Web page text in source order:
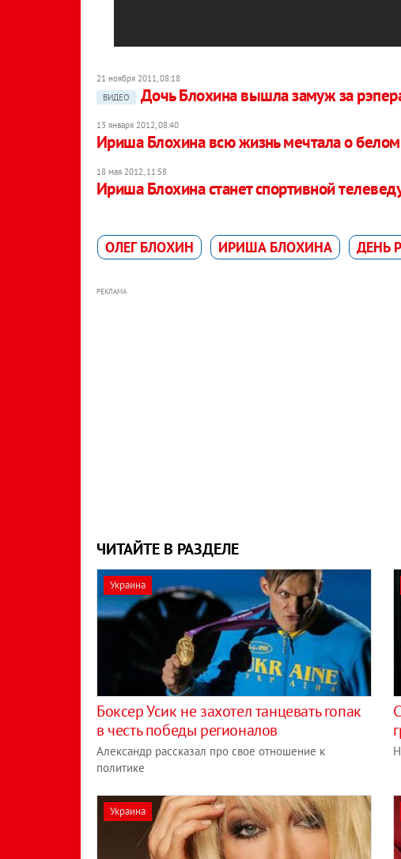
21 ноября 2011, 08:18
ВИДЕО
Дочь Блохина вышла замуж за
13 января 2012, 08:40
Ириша Блохина всю жизнь мечтала о
18 мая 2012, 11:58
Ириша Блохина станет спортивной
ОЛЕГ БЛОХИН ИРИША БЛОХИНА ДЕНЬ
РЕКЛАМА
ЧИТАЙТЕ В РАЗДЕЛЕ
Украина
Боксер Усик не захотел танцевать гопак
в честь победы регионалов
Александр рассказал про свое отношение к
политике
Украина